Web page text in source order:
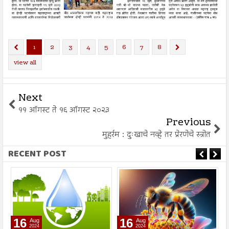
1 2 3 4 5 6 7
8
view all
Next
११ ऑगस्ट ते १६ ऑगस्ट २०२३
Previous
मुहर्रम : दुःखाचे नव्हे तर प्रेरणेचे स्त्रोत
RECENT POST
16 Aug
2024 16 Aug
2024